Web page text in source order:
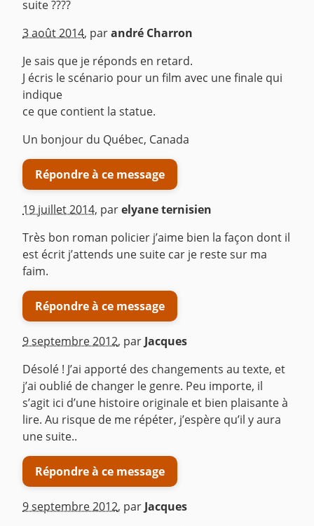
suite ????
^
3 août 2014, parandré Charron
Je sais que je réponds en retard.
J écris le scénario pour un film avec une finale qui
indique
ce que contient la statue.
Un bonjour du Québec, Canada
Répondre à ce message
19 juillet 2014, parelyane ternisien
Très bon roman policier j’aime bien la façon dont il
est écrit j’attends une suite car je reste sur ma
faim.
Répondre à ce message
9 septembre 2012, par Jacques
Désolé ! J’ai apporté des changements au texte, et
j’ai oublié de changer le genre. Peu importe, il
s’agit ici d’une histoire originale et bien plaisante à
lire. Au risque de me répéter, j’espère qu’il y aura
une suite..
Répondre à ce message
9 septembre 2012, par Jacques